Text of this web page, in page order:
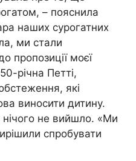
– пояснила
наших сурогатних
ми стали
пропозиції моєї
річна Петті,
які
виносити дитину.
не вийшло. «Ми
спробувати